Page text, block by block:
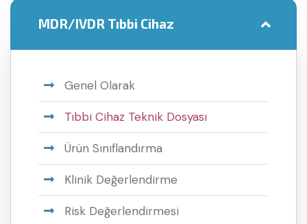
MDR/IVDR Tıbbi Cihaz
Genel Olarak
Tıbbi Cihaz Teknik Dosyası
Ürün Sınıflandırma
Klinik Değerlendirme
Risk Değerlendirmesi